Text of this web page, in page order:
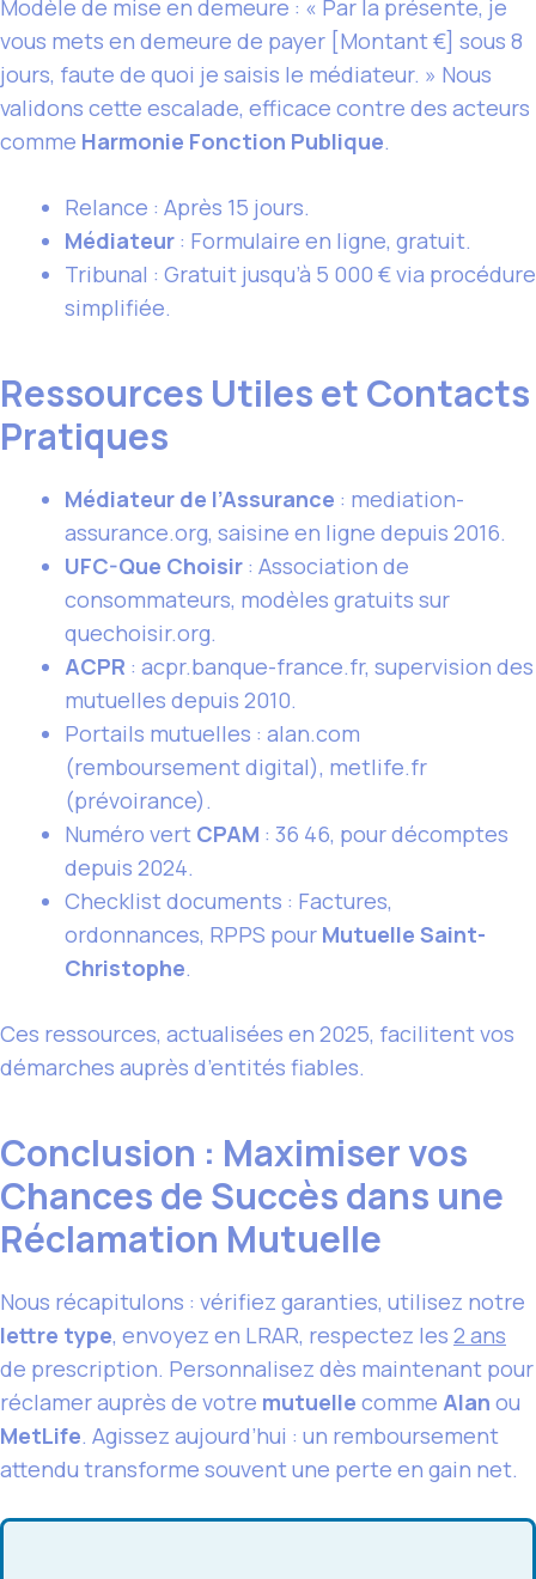
Modèle de mise en demeure : « Par la présente, je
vous mets en demeure de payer [Montant €] sous 8
jours, faute de quoi je saisis le médiateur. » Nous
validons cette escalade, efficace contre des acteurs
comme Harmonie Fonction Publique.
Relance : Après 15 jours.
Médiateur : Formulaire en ligne, gratuit.
Tribunal : Gratuit jusqu’à 5 000 € via procédure
simplifiée.
Ressources Utiles et Contacts
Pratiques
Médiateur de l’Assurance : mediation-
assurance.org, saisine en ligne depuis 2016.
UFC-Que Choisir : Association de
consommateurs, modèles gratuits sur
quechoisir.org.
ACPR : acpr.banque-france.fr, supervision des
mutuelles depuis 2010.
Portails mutuelles : alan.com
(remboursement digital), metlife.fr
(prévoirance).
Numéro vert CPAM : 36 46, pour décomptes
depuis 2024.
Checklist documents : Factures,
ordonnances, RPPS pour Mutuelle Saint-
Christophe.
Ces ressources, actualisées en 2025, facilitent vos
démarches auprès d’entités fiables.
Conclusion : Maximiser vos
Chances de Succès dans une
Réclamation Mutuelle
Nous récapitulons : vérifiez garanties, utilisez notre
lettre type, envoyez en LRAR, respectez les 2 ans
de prescription. Personnalisez dès maintenant pour
réclamer auprès de votre mutuelle comme Alan ou
MetLife. Agissez aujourd’hui : un remboursement
attendu transforme souvent une perte en gain net.